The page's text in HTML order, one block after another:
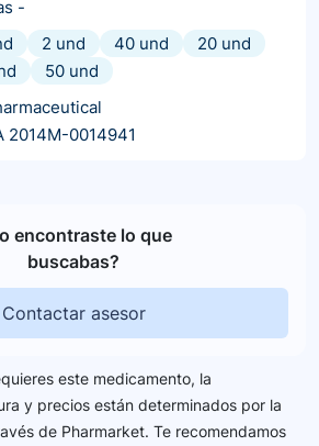
-
2 und 40 und
20 und
50 und
2014M-0014941
encontraste lo que
buscabas?
Contactar asesor
este medicamento, la
y precios están determinados por la
de Pharmarket. Te recomendamos